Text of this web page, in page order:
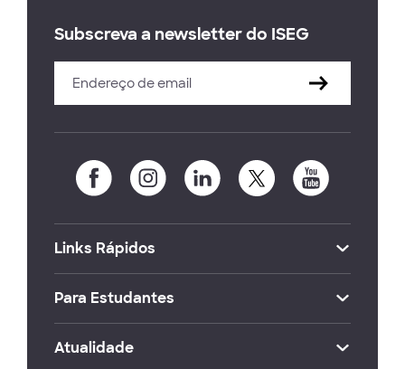
Subscreva a newsletter do ISEG
Links Rápidos
Para Estudantes
Atualidade